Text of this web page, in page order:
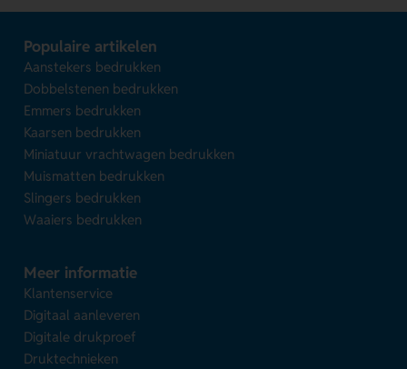
Populaire artikelen
Aanstekers bedrukken
Dobbelstenen bedrukken
Emmers bedrukken
Kaarsen bedrukken
Miniatuur vrachtwagen bedrukken
Muismatten bedrukken
Slingers bedrukken
Waaiers bedrukken
Meer informatie
Klantenservice
Digitaal aanleveren
Digitale drukproef
Druktechnieken